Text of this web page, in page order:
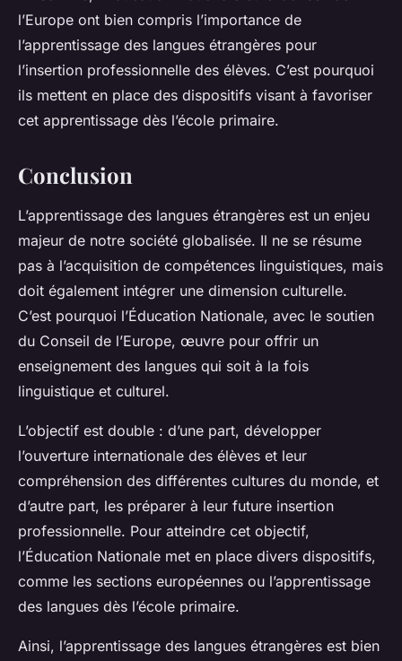
l’Europe ont bien compris l’importance de
l’apprentissage des langues étrangères pour
l’insertion professionnelle des élèves. C’est pourquoi
ils mettent en place des dispositifs visant à favoriser
cet apprentissage dès l’école primaire.
Conclusion
L’apprentissage des langues étrangères est un enjeu
majeur de notre société globalisée. Il ne se résume
pas à l’acquisition de compétences linguistiques, mais
doit également intégrer une dimension culturelle.
C’est pourquoi l’Éducation Nationale, avec le soutien
du Conseil de l’Europe, œuvre pour offrir un
enseignement des langues qui soit à la fois
linguistique et culturel.
L’objectif est double : d’une part, développer
l’ouverture internationale des élèves et leur
compréhension des différentes cultures du monde, et
d’autre part, les préparer à leur future insertion
professionnelle. Pour atteindre cet objectif,
l’Éducation Nationale met en place divers dispositifs,
comme les sections européennes ou l’apprentissage
des langues dès l’école primaire.
Ainsi, l’apprentissage des langues étrangères est bien